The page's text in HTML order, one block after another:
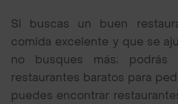
Si buscas un buen
comida excelente y que se
no busques más; podrás
restaurantes baratos para
puedes encontrar